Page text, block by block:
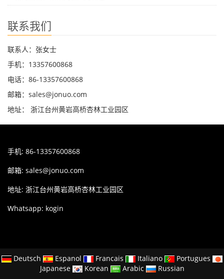
联系我们
联系人：张女士
手机：13357600868
电话：86-13357600868
邮箱：sales@jonuo.com
地址： 浙江台州黄岩高桥杏林工业园区
手机: 86-13357600868
邮箱: sales@jonuo.com
地址: 浙江台州黄岩高桥杏林工业园区
Whatsapp: kogin
Deutsch Espanol Francais Italiano
Portugues
Japanese
Korean Arabic
Russian